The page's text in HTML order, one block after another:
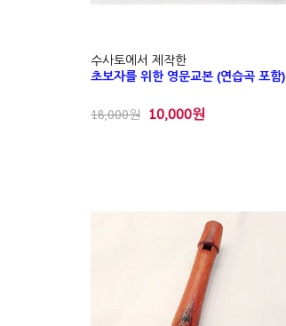
수사토에서 제작한
초보자를 위한 영문교본 (연습곡 포함)
18,000원 10,000원